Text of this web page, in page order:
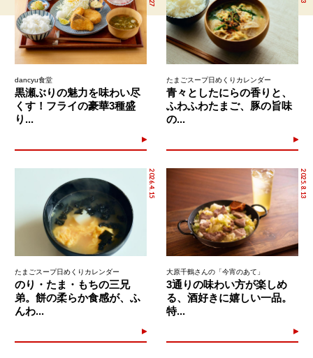
dancyu食堂
黒瀬ぶりの魅力を味わい尽
くす！フライの豪華3種盛
り...
たまごスープ日めくりカレンダー
青々としたにらの香りと、
ふわふわたまご、豚の旨味
の...
2026.4.15
たまごスープ日めくりカレンダー
のり・たま・もちの三兄
弟。餅の柔らか食感が、ふ
んわ...
2025.8.13
大原千鶴さんの「今宵のあて」
3通りの味わい方が楽しめ
る、酒好きに嬉しい一品。
特...